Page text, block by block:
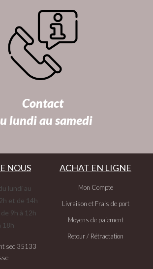
Contact
lundi au samedi
NOUS
lundi au
et de 14h
9h à 12h
18h
sec 35133
ACHAT EN LIGNE
Mon Compte
Livraison et Frais de port
Moyens de paiement
Retour / Rétractation